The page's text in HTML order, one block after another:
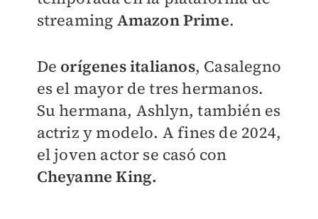
streaming Amazon Prime.
De orígenes italianos, Casalegno
es el mayor de tres hermanos.
Su hermana, Ashlyn, también es
actriz y modelo. A fines de 2024,
el joven actor se casó con
CheyanneKing.